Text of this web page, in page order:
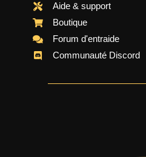
Aide & support
Boutique
Forum d'entraide
Communauté Discord